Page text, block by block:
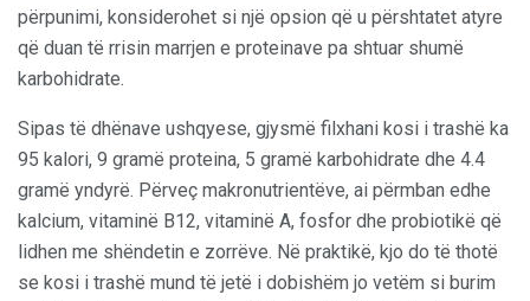
përpunimi, konsiderohet si një opsion që u përshtatet atyre
që duan të rrisin marrjen e proteinave pa shtuar shumë
karbohidrate.
Sipas të dhënave ushqyese, gjysmë filxhani kosi i trashë ka
95 kalori, 9 gramë proteina, 5 gramë karbohidrate dhe 4.4
gramë yndyrë. Përveç makronutrientëve, ai përmban edhe
kalcium, vitaminë B12, vitaminë A, fosfor dhe probiotikë që
lidhen me shëndetin e zorrëve. Në praktikë, kjo do të thotë
se kosi i trashë mund të jetë i dobishëm jo vetëm si burim